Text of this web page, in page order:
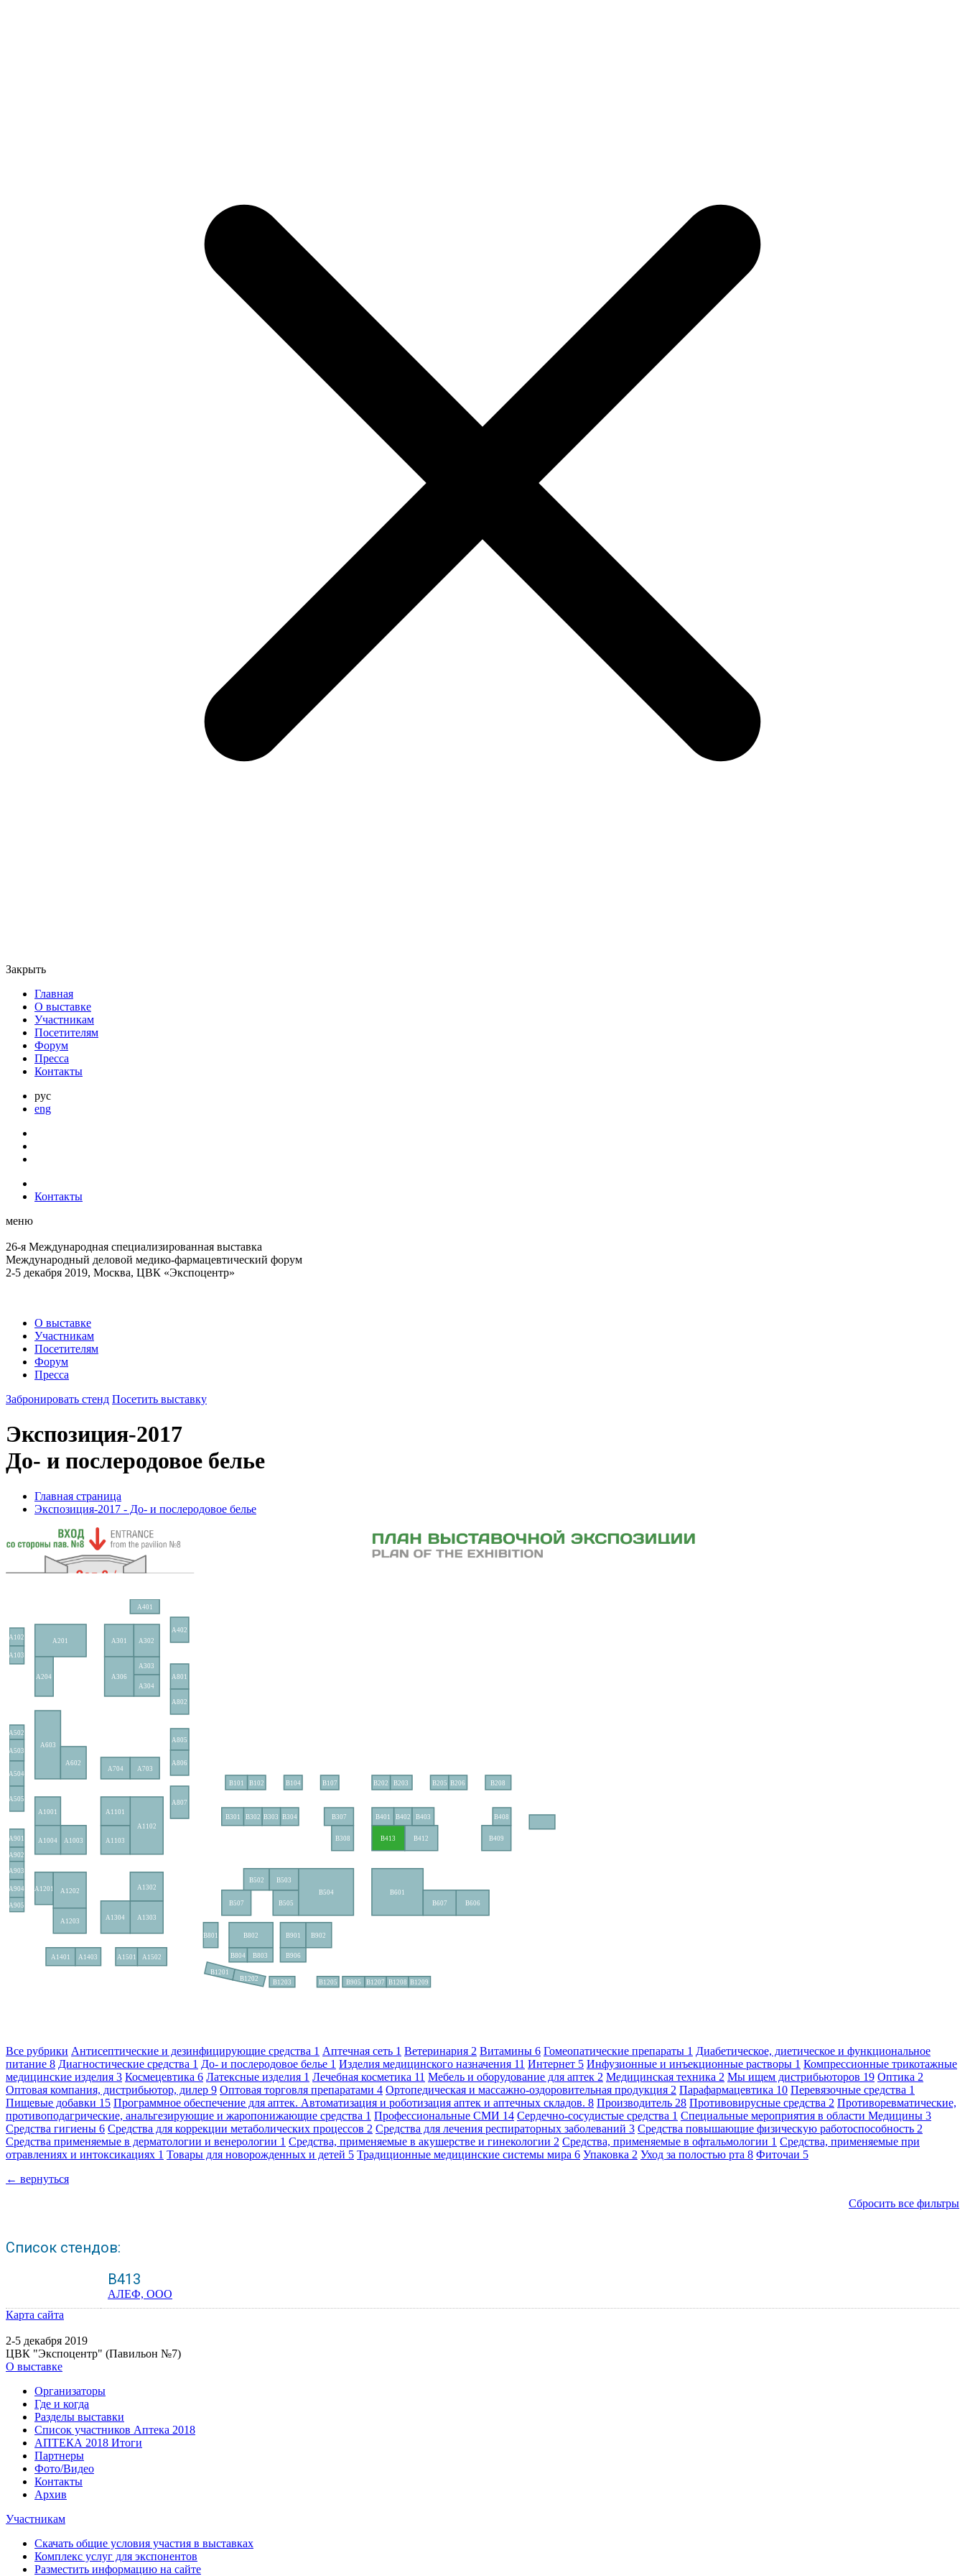
Закрыть
Главная
О выставке
Участникам
Посетителям
Форум
Пресса
Контакты
рус
eng
Контакты
меню
26-я Международная специализированная выставка
Международный деловой медико-фармацевтический форум
2-5 декабря 2019, Москва, ЦВК «Экспоцентр»
О выставке
Участникам
Посетителям
Форум
Пресса
Забронировать стенд Посетить выставку
Экспозиция-2017
До- и послеродовое белье
Главная страница
Экспозиция-2017 - До- и послеродовое белье
Все рубрики Антисептические и дезинфицирующие средства 1 Аптечная сеть 1 Ветеринария 2 Витамины 6 Гомеопатические препараты 1 Диабетическое, диетическое и функциональное
питание 8 Диагностические средства 1 До- и послеродовое белье 1 Изделия медицинского назначения 11 Интернет 5 Инфузионные и инъекционные растворы 1 Компрессионные трикотажные
медицинские изделия 3 Космецевтика 6 Латексные изделия 1 Лечебная косметика 11 Мебель и оборудование для аптек 2 Медицинская техника 2 Мы ищем дистрибьюторов 19 Оптика 2
Оптовая компания, дистрибьютор, дилер 9 Оптовая торговля препаратами 4 Ортопедическая и массажно-оздоровительная продукция 2 Парафармацевтика 10 Перевязочные средства 1
Пищевые добавки 15 Программное обеспечение для аптек. Автоматизация и роботизация аптек и аптечных складов. 8 Производитель 28 Противовирусные средства 2 Противоревматические,
противоподагрические, анальгезирующие и жаропонижающие средства 1 Профессиональные СМИ 14 Сердечно-сосудистые средства 1 Специальные мероприятия в области Медицины 3
Средства гигиены 6 Средства для коррекции метаболических процессов 2 Средства для лечения респираторных заболеваний 3 Средства повышающие физическую работоспособность 2
Средства применяемые в дерматологии и венерологии 1 Средства, применяемые в акушерстве и гинекологии 2 Средства, применяемые в офтальмологии 1 Средства, применяемые при
отравлениях и интоксикациях 1 Товары для новорожденных и детей 5 Традиционные медицинские системы мира 6 Упаковка 2 Уход за полостью рта 8 Фиточаи 5
← вернуться
Сбросить все фильтры
Список стендов:
B413
АЛЕФ, ООО
Карта сайта
2-5 декабря 2019
ЦВК "Экспоцентр" (Павильон №7)
О выставке
Организаторы
Где и когда
Разделы выставки
Список участников Аптека 2018
АПТЕКА 2018 Итоги
Партнеры
Фото/Видео
Контакты
Архив
Участникам
Скачать общие условия участия в выставках
Комплекс услуг для экспонентов
Разместить информацию на сайте